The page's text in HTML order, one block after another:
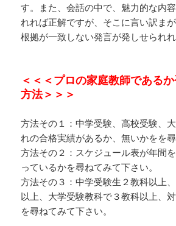
す。また、会話の中で、魅力的な内
れれば正解ですが、そこに言い訳まが
根拠が一致しない発言が発しせられ
＜＜＜プロの家庭教師である
方法＞＞＞
方法その１：中学受験、高校受験、
れの合格実績があるか、無いかをを尋
方法その２：スケジュール表が年間
っているかを尋ねてみて下さい。
方法その３：中学受験生２教科以上
以上、大学受験教科で３教科以上、
を尋ねてみて下さい。